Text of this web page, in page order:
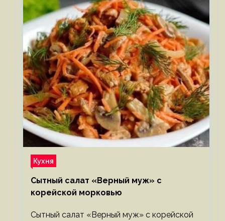
Кухня
Сытный салат «Верный муж» с
корейской морковью
Сытный салат «Верный муж» с корейской